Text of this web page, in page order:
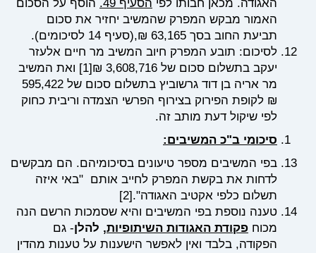
האגודה. מכאן חבותו לפי הסעיף 49.
הוסף על הסכום
האמור מבקש המפרק שהמשיב יחזיר את סכום
תביעת החוב בסך 63,165 ₪,(סעיף 14 לסיכומים).
לסיכום: תובע המפרק חיוב המשיב מר חיים אלעזר
יעקב בתשלום סכום של 3,608,716 ₪
[1]
ואת המשיב
מר אריה בן דוד גרשוביץ בתשלום סכום של 595,422
₪ לקופת הפירוק בצירוף הפרשי הצמדה וריבית כחוק
לפי שיקול דעת מותב זה.
סיכומי ב"כ המשיבים:
בפי המשיבים מספר טיעונים בסיכומיהם. הם מבקשים
לדחות את בקשת המפרק לחייב אותם "באי איזה
תשלום כלפי אקטיב האגודה".[2]
טענה נוספת בפי המשיבים והיא שסמכות הרשם הנה
מכוח פקודת האגודות השיתופיות, להלן- גם
הפקודה, בלבד ואין לאפשר הישענות על טענות מהדין